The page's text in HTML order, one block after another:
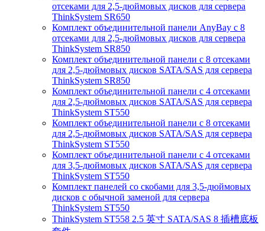
отсеками для 2,5-дюймовых дисков для сервера
ThinkSystem SR650
Комплект объединительной панели AnyBay с 8
отсеками для 2,5-дюймовых дисков для сервера
ThinkSystem SR850
Комплект объединительной панели с 8 отсеками
для 2,5-дюймовых дисков SATA/SAS для сервера
ThinkSystem SR850
Комплект объединительной панели с 4 отсеками
для 2,5-дюймовых дисков SATA/SAS для сервера
ThinkSystem ST550
Комплект объединительной панели с 8 отсеками
для 2,5-дюймовых дисков SATA/SAS для сервера
ThinkSystem ST550
Комплект объединительной панели с 4 отсеками
для 3,5-дюймовых дисков SATA/SAS для сервера
ThinkSystem ST550
Комплект панелей со скобами для 3,5-дюймовых
дисков с обычной заменой для сервера
ThinkSystem ST550
ThinkSystem ST558 2.5 英寸 SATA/SAS 8 插槽底板